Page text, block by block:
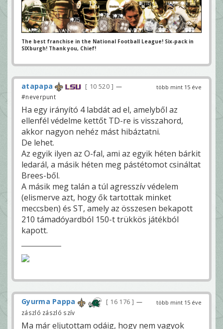
The best franchise in the National Football League! Six-pack in
SIXburgh! Thank you, Chief!
több mint 15 éve
atapapa 10 520
—
#neverpunt
Ha egy irányító 4 labdát ad el, amelyből az
ellenfél védelme kettőt TD-re is visszahord,
akkor nagyon nehéz mást hibáztatni.
De lehet.
Az egyik ilyen az O-fal, ami az egyik héten bárkit
ledarál, a másik héten meg pástétomot csináltat
Brees-ből.
A másik meg talán a túl agresszív védelem
(elismerve azt, hogy ők tartottak minket
meccsben) és ST, amely az összesen bekapott
210 támadóyardból 150-t trükkös játékból
kapott.
több mint 15 éve
Gyurma Pappa 16 176
—
zászló zászló szív
Ma már eljutottam odáig, hogy nem vagyok